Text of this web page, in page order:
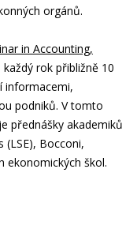
orgánů.
in Accounting,
každý rok přibližně 10
informacemi,
podniků. V tomto
přednášky akademiků
(LSE), Bocconi,
ekonomických škol.